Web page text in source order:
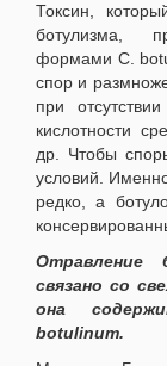
Токсин,
ботулизма,
формами C.
спор и
при
кислотности
др. Чтобы
условий.
редко, а
Отравление
связано со
она
botulinum.